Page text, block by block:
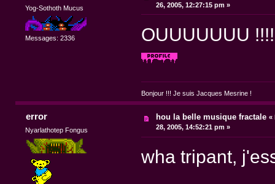
Yog-Sothoth Mucus
Messages: 2336
26, 2005, 12:27:15 pm »
OUUUUUUU
Bonjour !!! Je suis Jacques Mesrine !
error
Nyarlathotep Fongus
hou la belle musique fractale «
28, 2005, 14:52:21 pm »
wha tripant,